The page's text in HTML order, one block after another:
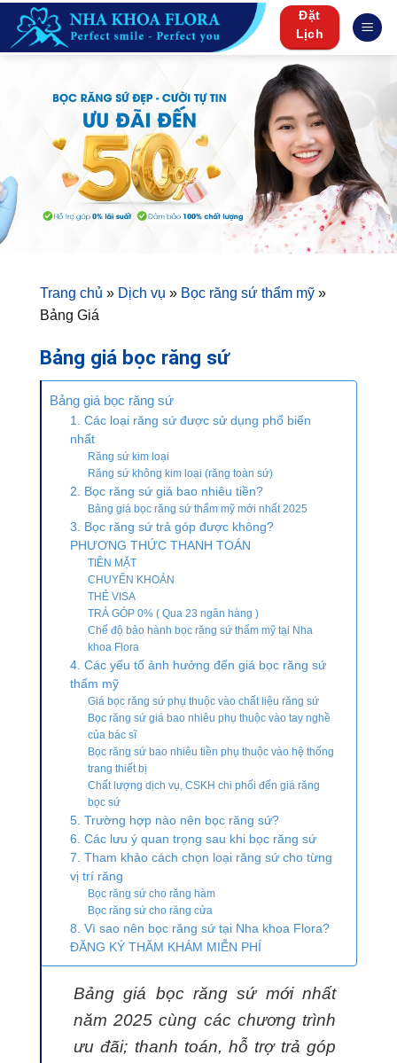
content
Đặt
Lịch
Trang chủ » Dịch vụ » Bọc răng sứ thẩm mỹ »
Bảng Giá
Bảng giá bọc răng sứ
Bảng giá bọc răng sứ
1. Các loại răng sứ được sử dụng phổ biến
nhất
Răng sứ kim loại
Răng sứ không kim loại (răng toàn sứ)
2. Bọc răng sứ giá bao nhiêu tiền?
Bảng giá bọc răng sứ thẩm mỹ mới nhất 2025
3. Bọc răng sứ trả góp được không?
PHƯƠNG THỨC THANH TOÁN
TIỀN MẶT
CHUYỂN KHOẢN
THẺ VISA
TRẢ GÓP 0% ( Qua 23 ngân hàng )
Chế độ bảo hành bọc răng sứ thẩm mỹ tại Nha
khoa Flora
4. Các yếu tố ảnh hưởng đến giá bọc răng sứ
thẩm mỹ
Giá bọc răng sứ phụ thuộc vào chất liệu răng sứ
Bọc răng sứ giá bao nhiêu phụ thuộc vào tay nghề
của bác sĩ
Bọc răng sứ bao nhiêu tiền phụ thuộc vào hệ thống
trang thiết bị
Chất lượng dịch vụ, CSKH chi phối đến giá răng
bọc sứ
5. Trường hợp nào nên bọc răng sứ?
6. Các lưu ý quan trọng sau khi bọc răng sứ
7. Tham khảo cách chọn loại răng sứ cho từng
vị trí răng
Bọc răng sứ cho răng hàm
Bọc răng sứ cho răng cửa
8. Vì sao nên bọc răng sứ tại Nha khoa Flora?
ĐĂNG KÝ THĂM KHÁM MIỄN PHÍ
Bảng giá bọc răng sứ mới nhất
năm 2025 cùng các chương trình
ưu đãi; thanh toán, hỗ trợ trả góp